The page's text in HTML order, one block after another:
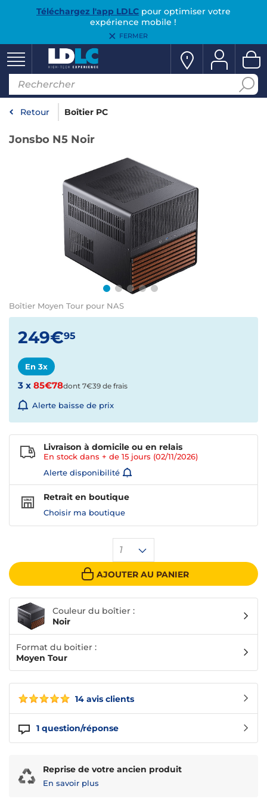
Téléchargez l'app LDLCpour optimiser votre
expérience mobile !
FERMER
Retour Boîtier PC
Jonsbo N5 Noir
Boîtier Moyen Tour pour NAS
14 avis clients
1 question/réponse
249€95
En 3x
3 x 85€78dont 7€39 de frais
Alerte baisse de prix
1
AJOUTER AU PANIER
Livraison à domicile ou en relais
En stock dans + de 15 jours (02/11/2026)
Alerte disponibilité
Retrait en boutique
Choisir ma boutique
Couleur du boîtier :
Noir
Format du boitier :
Moyen Tour
Reprise de votre ancien produit
En savoir plus